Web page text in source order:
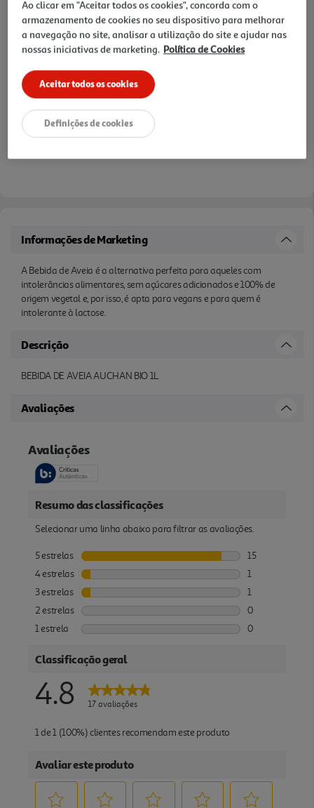
Notas de preparação
Informações de Marketing
A Bebida de Aveia é a alternativa perfeita para aqueles com
intolerâncias alimentares, sem açúcares adicionados e 100% de
origem vegetal e, por isso, é apta para vegans e para quem é
intolerante à lactose.
Descrição
BEBIDA DE AVEIA AUCHAN BIO 1L
Avaliações
Ao clicar em "Aceitar todos os cookies", concorda com o
armazenamento de cookies no seu dispositivo para melhorar
a navegação no site, analisar a utilização do site e ajudar nas
nossas iniciativas de marketing. Política de Cookies
Aceitar todos os cookies
Definições de cookies